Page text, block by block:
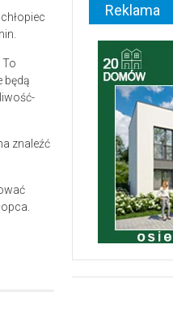
To
będą
znaleźć
Reklama